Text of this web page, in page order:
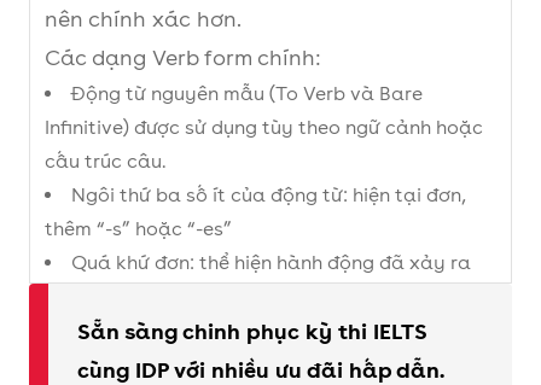
nên chính xác hơn.
Các dạng Verb form chính:
Động từ nguyên mẫu (To Verb và Bare
Infinitive) được sử dụng tùy theo ngữ cảnh hoặc
cấu trúc câu.
Ngôi thứ ba số ít của động từ: hiện tại đơn,
thêm “-s” hoặc “-es”
Quá khứ đơn: thể hiện hành động đã xảy ra
Quá khứ phân từ: dùng trong thì hoàn thành
hoặc cấu trúc bị động.
Sẵn sàng chinh phục kỳ thi IELTS
cùng IDP với nhiều ưu đãi hấp dẫn.